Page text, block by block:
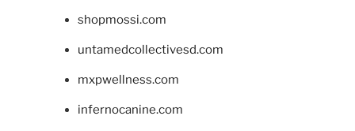
shopmossi.com
untamedcollectivesd.com
mxpwellness.com
infernocanine.com